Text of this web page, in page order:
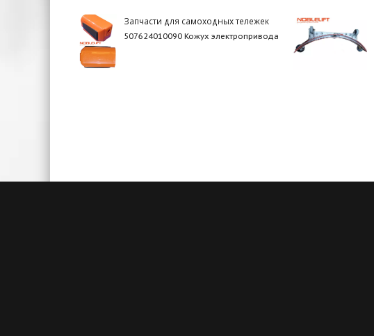
Запчасти для самоходных тележек
507624010090 Кожух электропривода